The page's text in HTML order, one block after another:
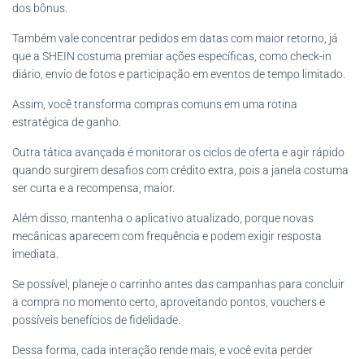
dos bônus.
Também vale concentrar pedidos em datas com maior retorno, já
que a SHEIN costuma premiar ações específicas, como check-in
diário, envio de fotos e participação em eventos de tempo limitado.
Assim, você transforma compras comuns em uma rotina
estratégica de ganho.
Outra tática avançada é monitorar os ciclos de oferta e agir rápido
quando surgirem desafios com crédito extra, pois a janela costuma
ser curta e a recompensa, maior.
Além disso, mantenha o aplicativo atualizado, porque novas
mecânicas aparecem com frequência e podem exigir resposta
imediata.
Se possível, planeje o carrinho antes das campanhas para concluir
a compra no momento certo, aproveitando pontos, vouchers e
possíveis benefícios de fidelidade.
Dessa forma, cada interação rende mais, e você evita perder